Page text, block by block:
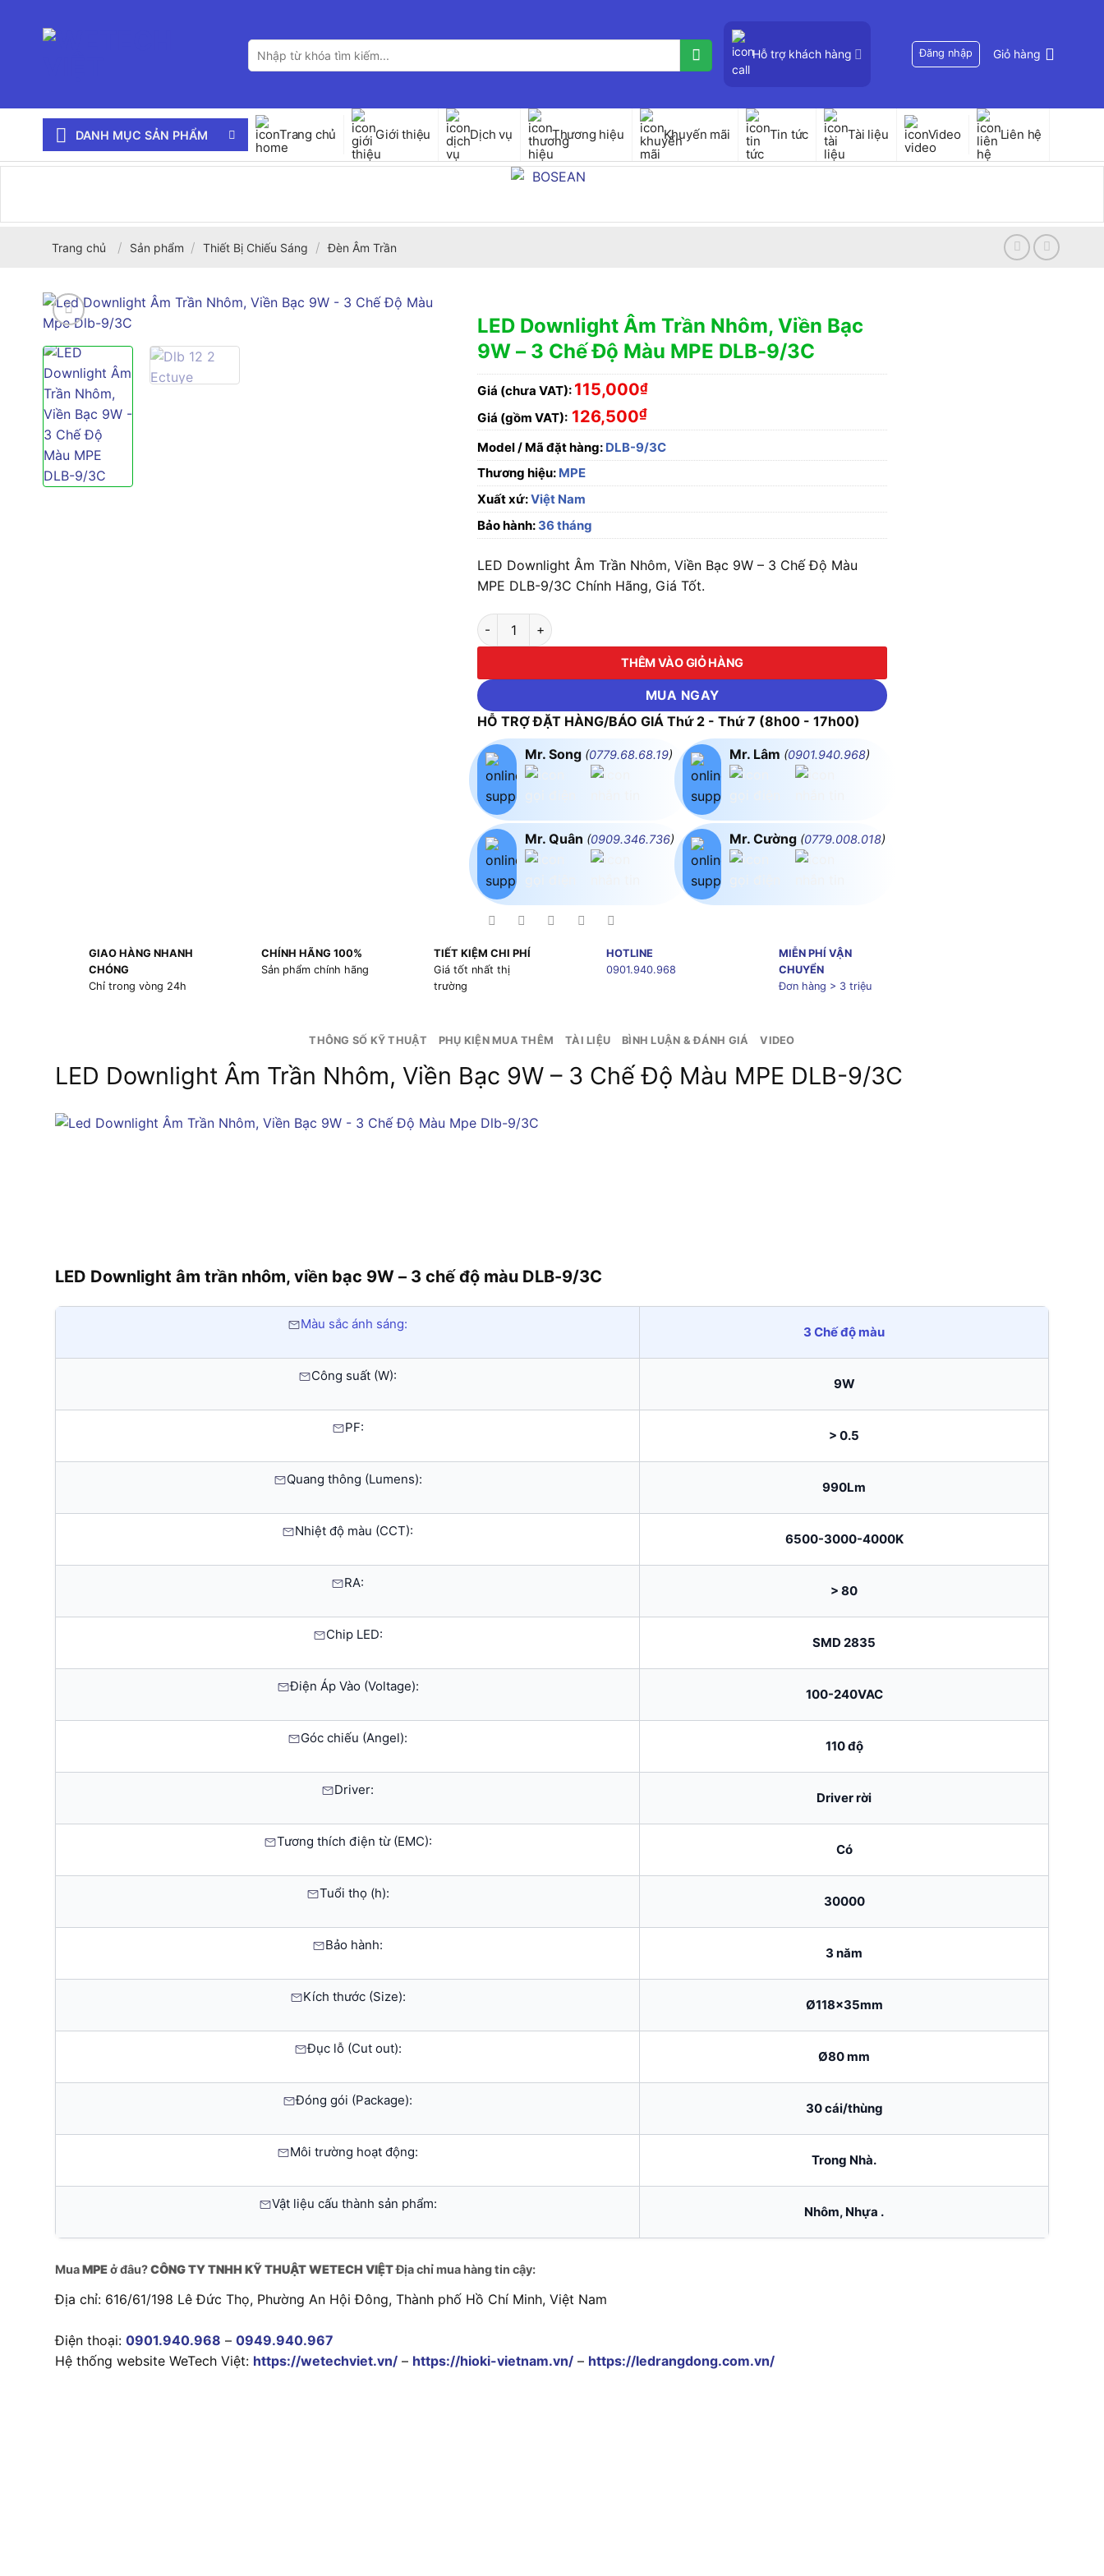
Tìm
kiếm:
Hỗ trợ khách hàng Đăng nhập Giỏ hàng
DANH MỤC SẢN PHẨM Trang chủ Giới thiệu Dịch vụ Thương hiệu Khuyến mãi Tin tức Tài liệu Video Liên hệ
Trang chủ / Sản phẩm / Thiết Bị Chiếu Sáng / Đèn Âm Trần
LED Downlight Âm Trần Nhôm, Viền Bạc
9W – 3 Chế Độ Màu MPE DLB-9/3C
Giá (chưa VAT): 115,000₫
Giá (gồm VAT): 126,500₫
Model / Mã đặt hàng: DLB-9/3C
Thương hiệu: MPE
Xuất xứ:Việt Nam
Bảo hành: 36 tháng
LED Downlight Âm Trần Nhôm, Viền Bạc 9W – 3 Chế Độ Màu
MPE DLB-9/3C Chính Hãng, Giá Tốt.
LED Downlight Âm Trần Nhôm, Viền Bạc 9W - 3 Chế Độ Màu MPE DLB-9/3C số lượng
THÊM VÀO GIỎ HÀNG
MUA NGAY
HỖ TRỢ ĐẶT HÀNG/BÁO GIÁ Thứ 2 - Thứ 7 (8h00 - 17h00)
Mr. Song (0779.68.68.19)
Mr. Quân (0909.346.736)
Mr. Lâm (0901.940.968)
Mr. Cường (0779.008.018)
GIAO HÀNG NHANH
CHÓNG
Chỉ trong vòng 24h
CHÍNH HÃNG 100%
Sản phẩm chính hãng
TIẾT KIỆM CHI PHÍ
Giá tốt nhất thị
trường
HOTLINE
0901.940.968
MIỄN PHÍ VẬN
CHUYỂN
Đơn hàng > 3 triệu
THÔNG SỐ KỸ THUẬT PHỤ KIỆN MUA THÊM TÀI LIỆU BÌNH LUẬN & ĐÁNH GIÁ VIDEO
LED Downlight Âm Trần Nhôm, Viền Bạc 9W – 3 Chế Độ Màu MPE DLB-9/3C
LED Downlight âm trần nhôm, viền bạc 9W – 3 chế độ màu DLB-9/3C
Màu sắc ánh sáng:
3 Chế độ màu
Công suất (W):
9W
PF:
> 0.5
Quang thông (Lumens):
990Lm
Nhiệt độ màu (CCT):
6500-3000-4000K
RA:
> 80
Chip LED:
SMD 2835
Điện Áp Vào (Voltage):
100-240VAC
Góc chiếu (Angel):
110 độ
Driver:
Driver rời
Tương thích điện từ (EMC):
Có
Tuổi thọ (h):
30000
Bảo hành:
3 năm
Kích thước (Size):
Ø118x35mm
Đục lỗ (Cut out):
Ø80 mm
Đóng gói (Package):
30 cái/thùng
Môi trường hoạt động:
Trong Nhà.
Vật liệu cấu thành sản phẩm:
Nhôm, Nhựa .
MuaMPEở đâu?CÔNG TY TNHH KỸ THUẬT WETECH VIỆTĐịa chỉ mua hàng tin cậy:
Địa chỉ: 616/61/198 Lê Đức Thọ, Phường An Hội Đông, Thành phố Hồ Chí Minh, Việt Nam
Điện thoại: 0901.940.968 – 0949.940.967
Hệ thống website WeTech Việt: https://wetechviet.vn/ – https://hioki-vietnam.vn/ – https://ledrangdong.com.vn/